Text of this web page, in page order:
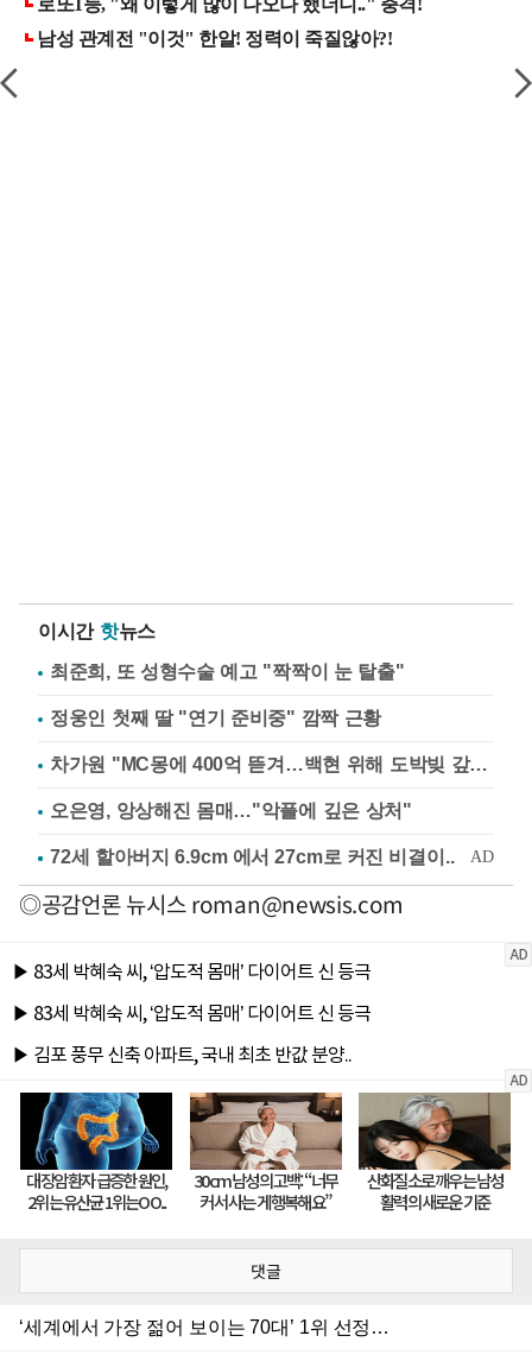
이시간 핫뉴스
최준희, 또 성형수술 예고 "짝짝이 눈 탈출"
정웅인 첫째 딸 "연기 준비중" 깜짝 근황
차가원 "MC몽에 400억 뜯겨…백현 위해 도박빚 갚아줘"
오은영, 앙상해진 몸매…"악플에 깊은 상처"
◎공감언론 뉴시스roman@newsis.com
댓글